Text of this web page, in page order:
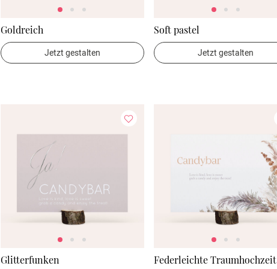
Goldreich
Jetzt gestalten
Soft pastel
Jetzt gestalten
Glitterfunken Federleichte Traumhochzeit